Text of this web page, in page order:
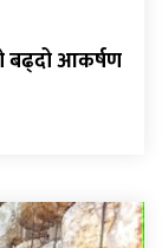
बढ्दो आकर्षण